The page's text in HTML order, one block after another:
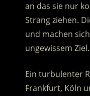
an das sie nur
Strang ziehen.
und machen
ungewissem Ziel.
Ein turbulenter
Frankfurt, Köln